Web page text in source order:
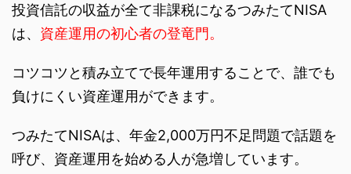
投資信託の収益が全て非課税になるつみたてNISA
は、 資産運用の初心者の登竜門。
コツコツと積み立てで長年運用することで、誰でも
負けにくい資産運用ができます。
つみたてNISAは、年金2,000万円不足問題で話題を
呼び、資産運用を始める人が急増しています。